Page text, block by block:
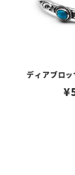
ディアブロ
¥